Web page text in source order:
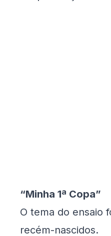
“Minha 1ª Copa”
O tema do ensaio
recém-nascidos.